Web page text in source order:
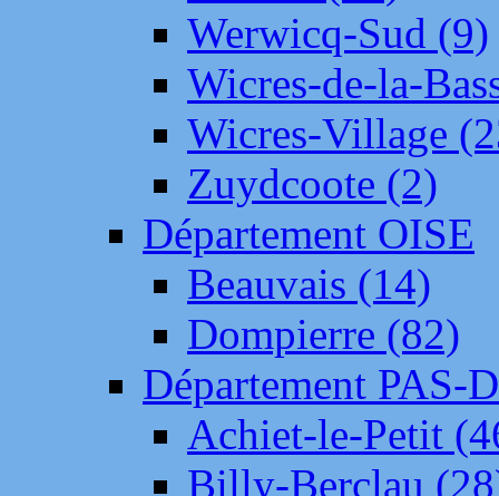
Werwicq-Sud (9)
Wicres-de-la-
Wicres-Village
Zuydcoote (2)
Département OISE
Beauvais (14)
Dompierre (82)
Département PAS-
Achiet-le-Petit
Billy-Berclau